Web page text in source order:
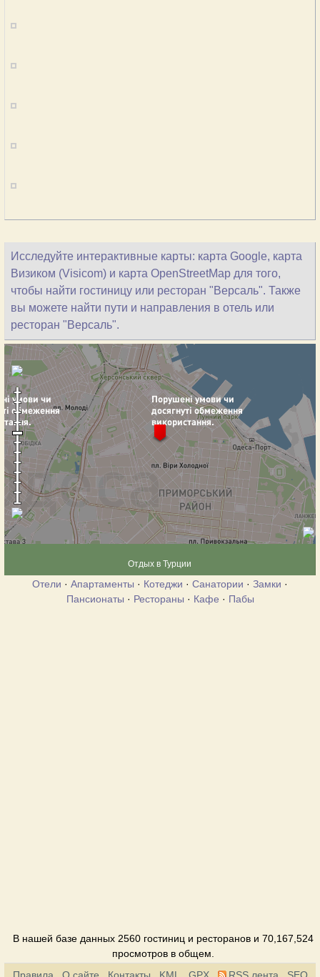
Исследуйте интерактивные карты: карта Google, карта
Визиком (Visicom) и карта OpenStreetMap для того,
чтобы найти гостиницу или ресторан "Версаль". Также
вы можете найти пути и направления в отель или
ресторан "Версаль".
Отдых в Турции
Отели · Апартаменты · Котеджи · Санатории · Замки ·
Пансионаты · Рестораны · Кафе · Пабы
В нашей базе данных 2560 гостиниц и ресторанов и 70,167,524
просмотров в общем.